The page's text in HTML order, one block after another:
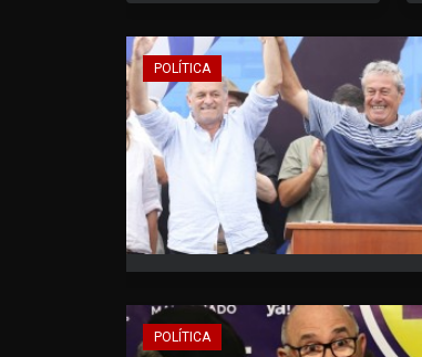
POLÍTICA
POLÍTICA